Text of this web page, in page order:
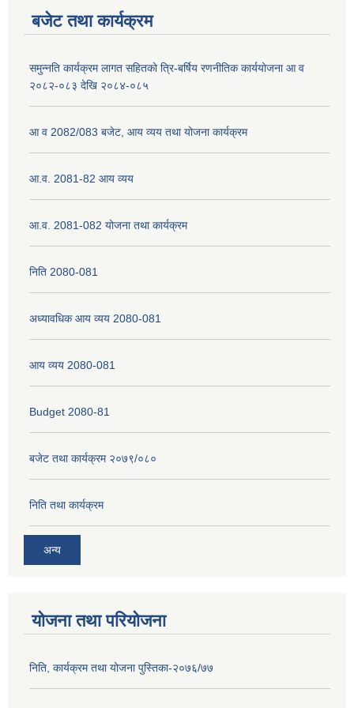
बजेट तथा कार्यक्रम
समुन्नति कार्यक्रम लागत सहितको त्रि-बर्षिय रणनीतिक कार्ययोजना आ व
२०८२-०८३ देखि २०८४-०८५
आ व 2082/083 बजेट, आय व्यय तथा योजना कार्यक्रम
आ.व. 2081-82 आय व्यय
आ.व. 2081-082 योजना तथा कार्यक्रम
निति 2080-081
अध्यावधिक आय व्यय 2080-081
आय व्यय 2080-081
Budget 2080-81
बजेट तथा कार्यक्रम २०७९/०८०
निति तथा कार्यक्रम
अन्य
योजना तथा परियोजना
निति, कार्यक्रम तथा योजना पुस्तिका-२०७६/७७